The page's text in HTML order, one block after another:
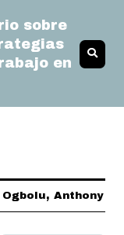
sobre
en
Ogbolu, Anthony